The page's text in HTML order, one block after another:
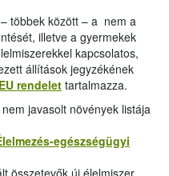
többek között – a nem a
illetve a gyermekek
kapcsolatos,
állítások jegyzékének
rendelet tartalmazza.
javasolt növények listája
egészségügyi